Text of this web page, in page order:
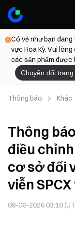
Có vẻ như bạn
vực Hoa Kỳ. Vui
các sản phẩm được
Chuyển đổi trang
Thông báo Khác
Thông
điều
cơ sở đối
viễn
09-06-2026 03:10